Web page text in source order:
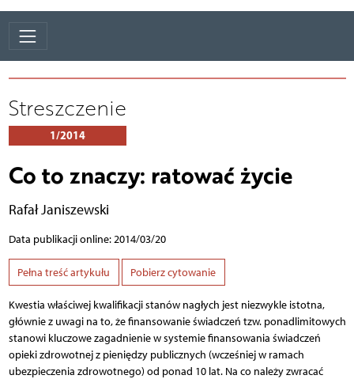
Streszczenie
1/2014
Co to znaczy: ratować życie
Rafał Janiszewski
Data publikacji online: 2014/03/20
Pełna treść artykułu Pobierz cytowanie
Kwestia właściwej kwalifikacji stanów nagłych jest niezwykle istotna,
głównie z uwagi na to, że finansowanie świadczeń tzw. ponadlimitowych
stanowi kluczowe zagadnienie w systemie finansowania świadczeń
opieki zdrowotnej z pieniędzy publicznych (wcześniej w ramach
ubezpieczenia zdrowotnego) od ponad 10 lat. Na co należy zwracać